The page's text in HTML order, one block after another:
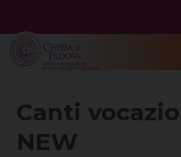
content
Canti
NEW